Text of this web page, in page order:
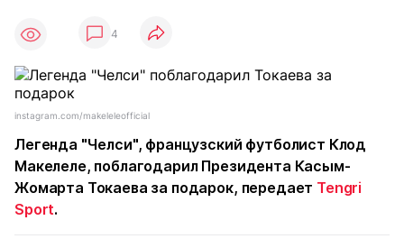
4
instagram.com/makeleleofficial
Легенда "Челси", французский футболист Клод
Макелеле, поблагодарил Президента Касым-
Жомарта Токаева за подарок, передает Tengri
Sport.